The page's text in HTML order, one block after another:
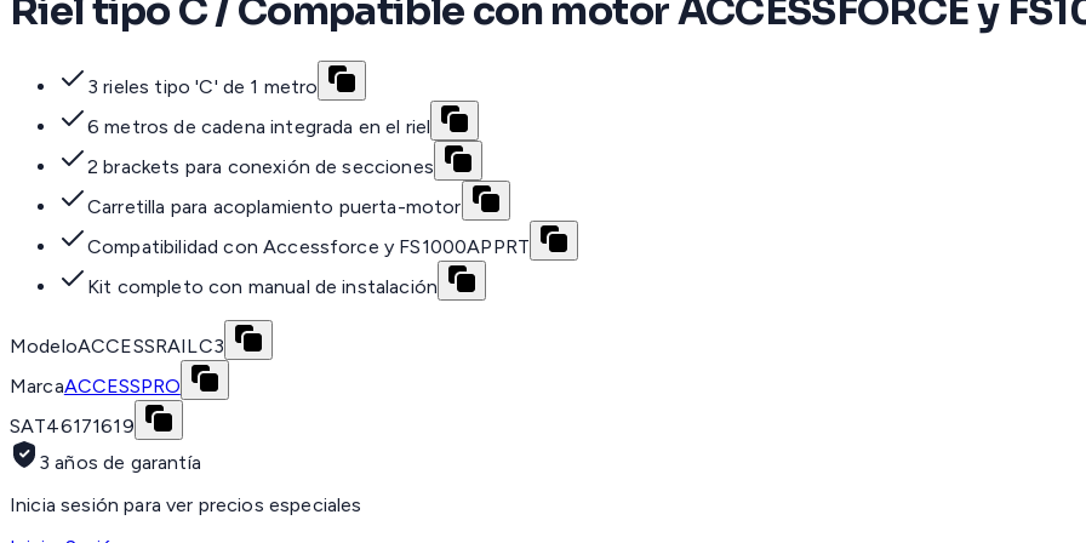
Riel tipo C / Compatible con motor ACCESSFORCE y
3 rieles tipo 'C' de 1 metro
6 metros de cadena integrada en el riel
2 brackets para conexión de secciones
Carretilla para acoplamiento puerta-motor
Compatibilidad con Accessforce y FS1000APPRT
Kit completo con manual de instalación
ModeloACCESSRAILC3
MarcaACCESSPRO
SAT46171619
3 años de garantía
Inicia sesión para ver precios especiales